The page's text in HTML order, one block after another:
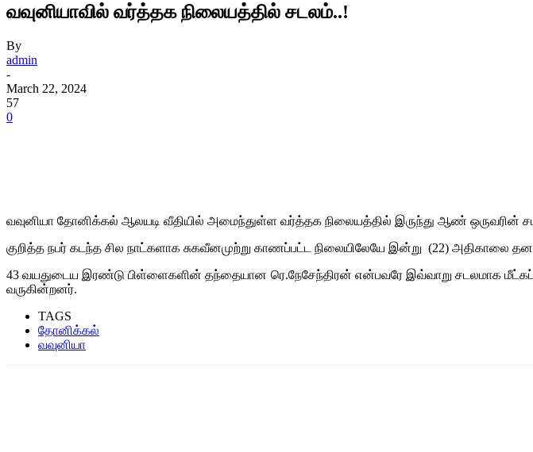
வவுனியாவில் வர்த்தக நிலையத்தில் சடலம்..!
By
admin
-
March 22, 2024
57
0
வவுனியா தோனிக்கல் ஆலயடி வீதியில் அமைந்துள்ள வர்த்தக நிலையத்தில் இருந்து ஆண் ஒருவரின்
குறித்த நபர் கடந்த சில நாட்களாக சுகவீனமுற்று காணப்பட்ட நிலையிலேயே இன்று (22) அதிகாலை
43 வயதுடைய இரண்டு பிள்ளைகளின் தந்தையான ரெ.நேசேந்திரன் என்பவரே இவ்வாறு சடலமாக
வருகின்றனர்.
TAGS
தோனிக்கல்
வவுனியா